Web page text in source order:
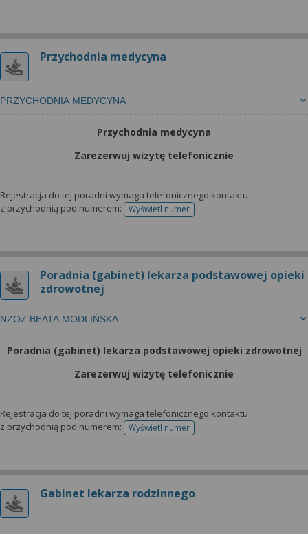
Przychodnia medycyna
PRZYCHODNIA MEDYCYNA
Przychodnia medycyna
Zarezerwuj wizytę telefonicznie
Rejestracja do tej poradni wymaga telefonicznego kontaktu
z przychodnią pod numerem:
Wyświetl numertelefonu do rejestracji
Poradnia (gabinet) lekarza podstawowej opieki
zdrowotnej
NZOZ BEATA MODLIŃSKA
Poradnia (gabinet) lekarza podstawowej opieki zdrowotnej
Zarezerwuj wizytę telefonicznie
Rejestracja do tej poradni wymaga telefonicznego kontaktu
z przychodnią pod numerem:
Wyświetl numertelefonu do rejestracji
Gabinet lekarza rodzinnego